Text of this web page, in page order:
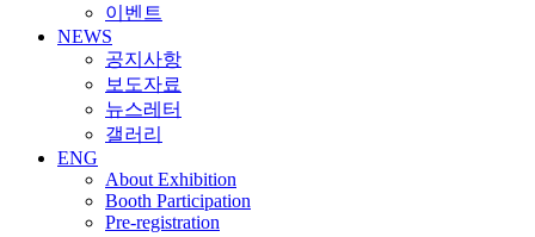
이벤트
NEWS
공지사항
보도자료
뉴스레터
갤러리
ENG
About Exhibition
Booth Participation
Pre-registration